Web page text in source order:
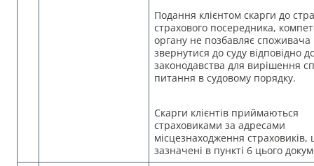
Подання клієнтом скарги до
страхового посередника,
органу не позбавляє
звернутися до суду відповідно
законодавства для вирішення
питання в судовому порядку.
Скарги клієнтів приймаються
страховиками за адресами
місцезнаходження страховиків,
зазначені в пункті 6 цього